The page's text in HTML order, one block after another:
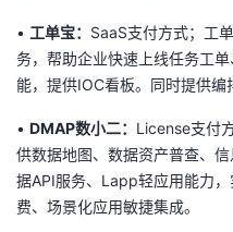
• 工单宝： SaaS支付方式；工
务，帮助企业快速上线任务工
能，提供IOC看板。同时提供编
• DMAP数小二： License支付
供数据地图、数据资产普查、
据API服务、Lapp轻应用能力
费、场景化应用敏捷集成。